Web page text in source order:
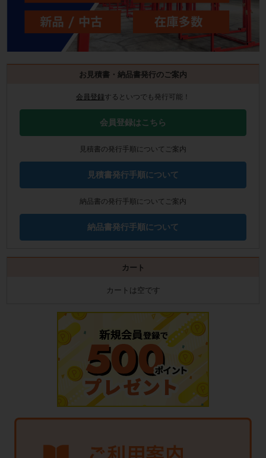
お見積書・納品書発行のご案内
会員登録するといつでも発行可能！
会員登録はこちら
見積書の発行手順についてご案内
見積書発行手順について
納品書の発行手順についてご案内
納品書発行手順について
カート
カートは空です